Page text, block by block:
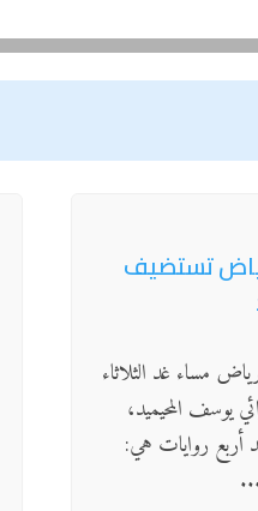
تستضيف
مساء غد الثلاثاء
يوسف المحيميد،
أربع روايات هي: